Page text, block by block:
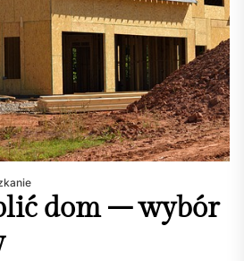
dom – wybór